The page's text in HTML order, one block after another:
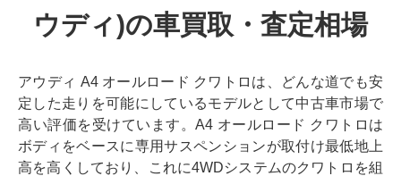
ウディ)の車買取・査定相場
アウディ A4 オールロード クワトロは、どんな道でも安
定した走りを可能にしているモデルとして中古車市場で
高い評価を受けています。A4 オールロード クワトロは
ボディをベースに専用サスペンションが取付け最低地上
高を高くしており、これに4WDシステムのクワトロを組